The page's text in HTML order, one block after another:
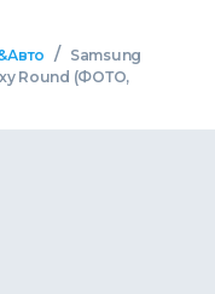
/
Samsung
Round (ФОТО,